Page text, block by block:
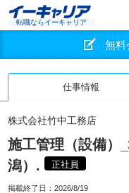
転職ならイーキャリア
無料
仕事情報
株式会社竹中工務店
施工管理（設備）
潟）.
正社員
掲載終了日： 2026/8/19